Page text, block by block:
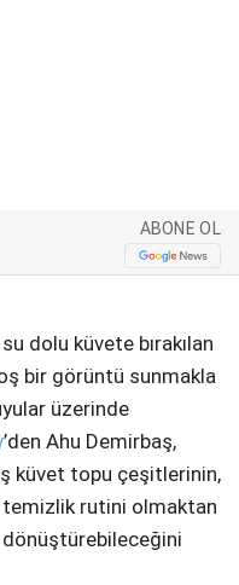
Telegram
ABONE OL
dolu küvete bırakılan
bir görüntü sunmakla
üzerinde
’den Ahu Demirbaş,
küvet topu çeşitlerinin,
temizlik rutini olmaktan
dönüştürebileceğini